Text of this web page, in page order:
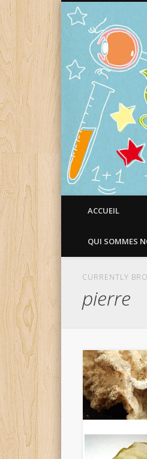
Faire aimer les
ACCUEIL
QUI SOMMES
CURRENTLY
pierre